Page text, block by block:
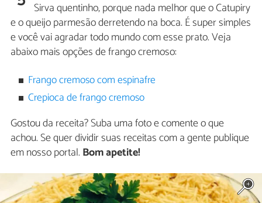
Sirva quentinho, porque nada melhor que o Catupiry
e o queijo parmesão derretendo na boca. É super simples
e você vai agradar todo mundo com esse prato. Veja
abaixo mais opções de frango cremoso:
Frango cremoso com espinafre
Crepioca de frango cremoso
Gostou da receita? Suba uma foto e comente o que
achou. Se quer dividir suas receitas com a gente publique
em nosso portal. Bom apetite!